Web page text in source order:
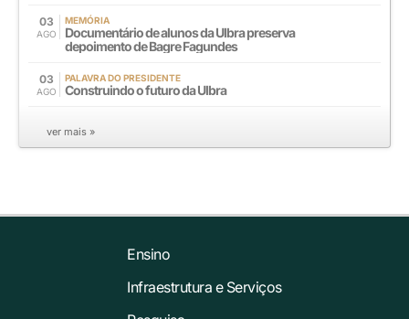
03
AGO
MEMÓRIA
Documentário de alunos da Ulbra preserva
depoimento de Bagre Fagundes
03
AGO
PALAVRA DO PRESIDENTE
Construindo o futuro da Ulbra
ver mais »
Ensino
Infraestrutura e Serviços